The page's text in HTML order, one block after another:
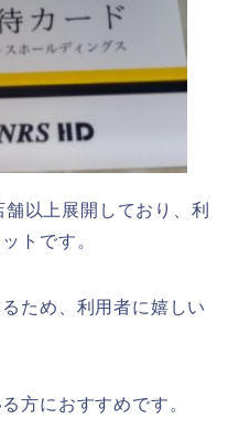
以上展開しており、利
トです。
ため、利用者に嬉しい
方におすすめです。